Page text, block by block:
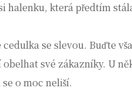
halenku, která předtím
se slevou. Buďte
své zákazníky. U
o moc neliší.